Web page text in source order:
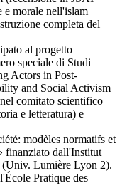
morale nell'islam
completa del
al progetto
speciale di Studi
Actors in Post-
and Social Activism
comitato scientifico
e letteratura) e
modèles normatifs et
finanziato dall'Institut
Lumière Lyon 2).
Pratique des